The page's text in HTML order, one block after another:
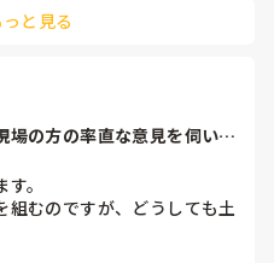
ましたが
た人も何年も言われ続けて
と見る
場の方の率直な意見を伺いた
。
組むのですが、どうしても土
いつも苦労しています。